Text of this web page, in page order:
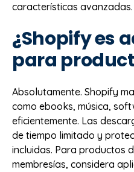
características avanzadas.
¿Shopify es
para
Absolutamente. Shopify
como ebooks, música,
eficientemente. Las
de tiempo limitado y
incluidas. Para productos
membresías, considera